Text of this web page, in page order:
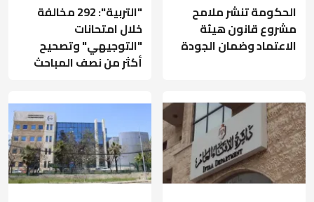
الحكومة تنشر ملامح
مشروع قانون هيئة
الاعتماد وضمان الجودة
"التربية": 292 مخالفة
خلال امتحانات
"التوجيهي" وتصحيح
أكثر من نصف المباحث